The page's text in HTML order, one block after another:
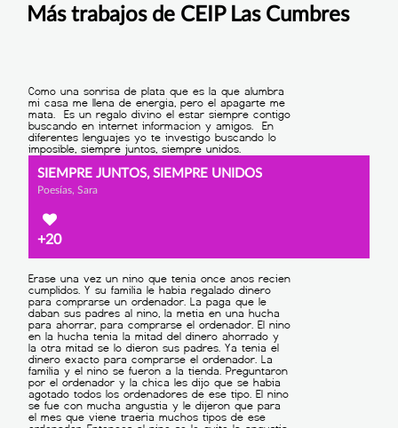
Más trabajos de CEIP Las Cumbres
SIEMPRE JUNTOS, SIEMPRE UNIDOS
Poesías, Sara
+20